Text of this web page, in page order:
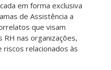
em forma exclusiva
de Assistência a
que visam
nas organizações,
relacionados às